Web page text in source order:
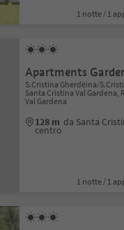
1 notte / 1
Apartments
S.Cristina Gherdëina/
Santa Cristina Val
Val Gardena
128 m da Santa
centro
1 notte / 1